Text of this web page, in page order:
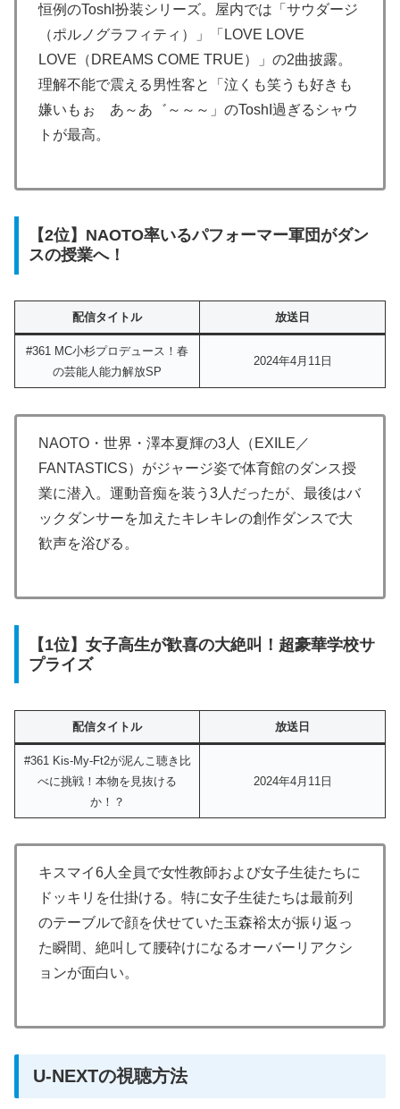
恒例のToshl扮装シリーズ。屋内では「サウダージ
（ポルノグラフィティ）」「LOVE LOVE
LOVE（DREAMS COME TRUE）」の2曲披露。
理解不能で震える男性客と「泣くも笑うも好きも
嫌いもぉ あ～あ゛～～～」のToshI過ぎるシャウ
トが最高。
【2位】NAOTO率いるパフォーマー軍団がダン
スの授業へ！
配信タイトル 放送日
#361 MC小杉プロデュース！春
の芸能人能力解放SP
2024年4月11日
NAOTO・世界・澤本夏輝の3人（EXILE／
FANTASTICS）がジャージ姿で体育館のダンス授
業に潜入。運動音痴を装う3人だったが、最後はバ
ックダンサーを加えたキレキレの創作ダンスで大
歓声を浴びる。
【1位】女子高生が歓喜の大絶叫！超豪華学校サ
プライズ
配信タイトル 放送日
#361 Kis-My-Ft2が泥んこ聴き比
べに挑戦！本物を見抜ける
か！？
2024年4月11日
キスマイ6人全員で女性教師および女子生徒たちに
ドッキリを仕掛ける。特に女子生徒たちは最前列
のテーブルで顔を伏せていた玉森裕太が振り返っ
た瞬間、絶叫して腰砕けになるオーバーリアクシ
ョンが面白い。
U-NEXTの視聴方法